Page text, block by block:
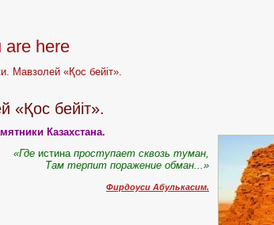
are here
Мавзолей «Қос бейіт».
«Қос бейіт».
Казахстана.
«Где истина проступает сквозь туман,
Там терпит поражение обман...»
Фирдоуси Абулькасим.